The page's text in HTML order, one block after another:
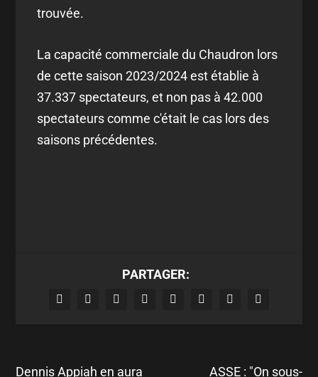
trouvée.
La capacité commerciale du Chaudron lors
de cette saison 2023/2024 est établie à
37.337 spectateurs, et non pas à 42.000
spectateurs comme c'était le cas lors des
saisons précédentes.
PARTAGER:
Dennis Appiah en aura
ASSE : "On sous-